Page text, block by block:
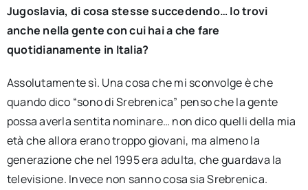
Jugoslavia, di cosa stesse succedendo… lo trovi
anche nella gente con cui hai a che fare
quotidianamente in Italia?
Assolutamente sì. Una cosa che mi sconvolge è che
quando dico “sono di Srebrenica” penso che la gente
possa averla sentita nominare… non dico quelli della mia
età che allora erano troppo giovani, ma almeno la
generazione che nel 1995 era adulta, che guardava la
televisione. Invece non sanno cosa sia Srebrenica.